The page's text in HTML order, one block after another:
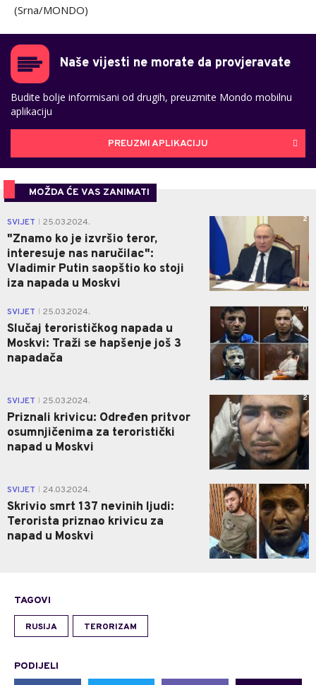
(Srna/MONDO)
Naše vijesti ne morate da provjeravate
Budite bolje informisani od drugih, preuzmite Mondo mobilnu
aplikaciju
PREUZMI APLIKACIJU
MOŽDA ĆE VAS ZANIMATI
SVIJET 25.03.2024.
"Znamo ko je izvršio teror,
interesuje nas naručilac":
Vladimir Putin saopštio ko stoji
iza napada u Moskvi
2
SVIJET 25.03.2024.
Slučaj terorističkog napada u
Moskvi: Traži se hapšenje još 3
napadača
0
SVIJET 25.03.2024.
Priznali krivicu: Određen pritvor
osumnjičenima za teroristički
napad u Moskvi
2
SVIJET 24.03.2024.
Skrivio smrt 137 nevinih ljudi:
Terorista priznao krivicu za
napad u Moskvi
1
TAGOVI
RUSIJA TERORIZAM
PODIJELI